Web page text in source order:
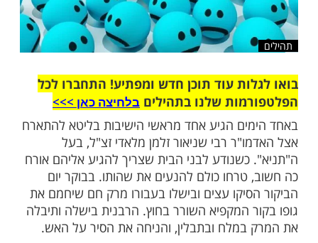
עוד תוכן חדש ומפתיע! התחברו לכל
שלנו בתהיליםבלחיצה כאן >>>​